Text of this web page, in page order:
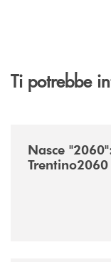
Ti potrebbe
Nasce